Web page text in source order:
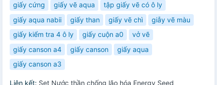
giấy cứng
giấy vẽ aqua
tập giấy vẽ có ô ly
giấy aqua nabii
giấy than giấy vẽ chì
giẫy vẽ màu
giấy kiểm tra 4 ô ly
giấy cuộn a0
vở vẽ
giấy canson a4
giấy canson
giấy aqua
giấy canson a3
Liên kết: Set Nước thần chống lão hóa Energy Seed